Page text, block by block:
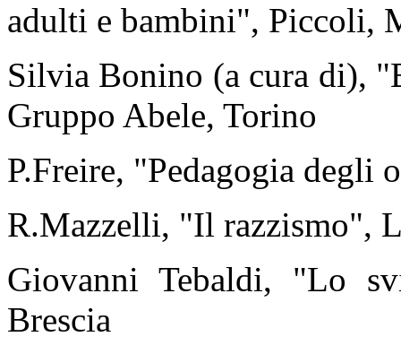
adulti e bambini", Piccoli,
Silvia Bonino (a cura di),
Gruppo Abele, Torino
P.Freire, "Pedagogia degli
R.Mazzelli, "Il razzismo",
Giovanni Tebaldi, "Lo
Brescia